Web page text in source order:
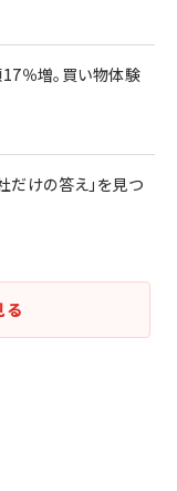
17％増。買い物体験
だけの答え」を見つ
る